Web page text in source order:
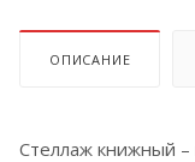
ОПИСАНИЕ
Стеллаж книжный